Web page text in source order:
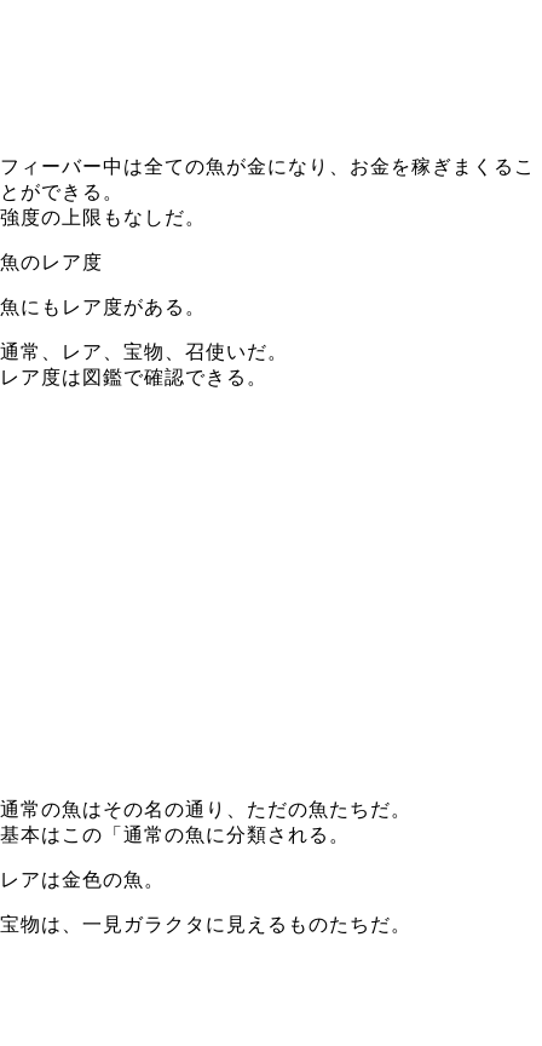
フィーバー中は全ての魚が金になり、お金を稼ぎまくるこ
とができる。
強度の上限もなしだ。
魚のレア度
魚にもレア度がある。
通常、レア、宝物、召使いだ。
レア度は図鑑で確認できる。
通常の魚はその名の通り、ただの魚たちだ。
基本はこの「通常の魚に分類される。
レアは金色の魚。
宝物は、一見ガラクタに見えるものたちだ。